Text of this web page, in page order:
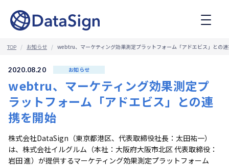
TOP お知らせ webtru、マーケティング効果測定プラットフォーム「アドエビス」との
2020.08.20 お知らせ
webtru、マーケティング効果測定プ
ラットフォーム「アドエビス」との連
携を開始
株式会社DataSign（東京都港区、代表取締役社長：太田祐一）
は、株式会社イルグルム（本社：大阪府大阪市北区 代表取締役：
岩田 進）が提供するマーケティング効果測定プラットフォーム